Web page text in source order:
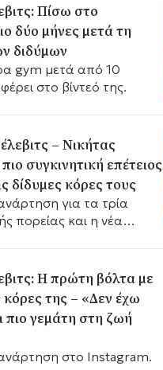
Πίσω στο
δύο μήνες μετά τη
διδύμων
gym μετά από 10
στο βίντεό της.
– Νικήτας
συγκινητική επέτειος
δίδυμες κόρες τους
για τα τρία
πορείας και η νέα
Η πρώτη βόλτα με
κόρες της – «Δεν έχω
πιο γεμάτη στη ζωή
στο Instagram.